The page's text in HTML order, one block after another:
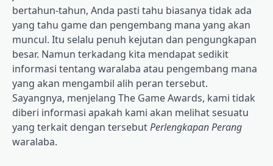
bertahun-tahun, Anda pasti tahu biasanya tidak ada
yang tahu game dan pengembang mana yang akan
muncul. Itu selalu penuh kejutan dan pengungkapan
besar. Namun terkadang kita mendapat sedikit
informasi tentang waralaba atau pengembang mana
yang akan mengambil alih peran tersebut.
Sayangnya, menjelang The Game Awards, kami tidak
diberi informasi apakah kami akan melihat sesuatu
yang terkait dengan tersebutPerlengkapan Perang
waralaba.